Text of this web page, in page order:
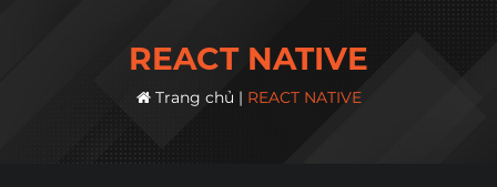
REACT NATIVE
Trang chủ | REACT NATIVE